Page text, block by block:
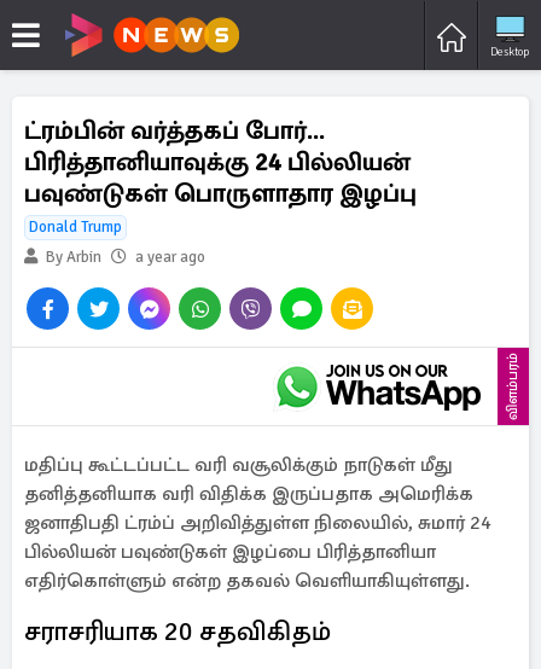
Desktop
ட்ரம்பின் வர்த்தகப் போர்...
பிரித்தானியாவுக்கு 24 பில்லியன்
பவுண்டுகள் பொருளாதார இழப்பு
Donald Trump
By Arbin
a year ago
விளம்பரம்
மதிப்பு கூட்டப்பட்ட வரி வசூலிக்கும் நாடுகள் மீது
தனித்தனியாக வரி விதிக்க இருப்பதாக அமெரிக்க
ஜனாதிபதி ட்ரம்ப் அறிவித்துள்ள நிலையில், சுமார் 24
பில்லியன் பவுண்டுகள் இழப்பை பிரித்தானியா
எதிர்கொள்ளும் என்ற தகவல் வெளியாகியுள்ளது.
சராசரியாக 20 சதவிகிதம்